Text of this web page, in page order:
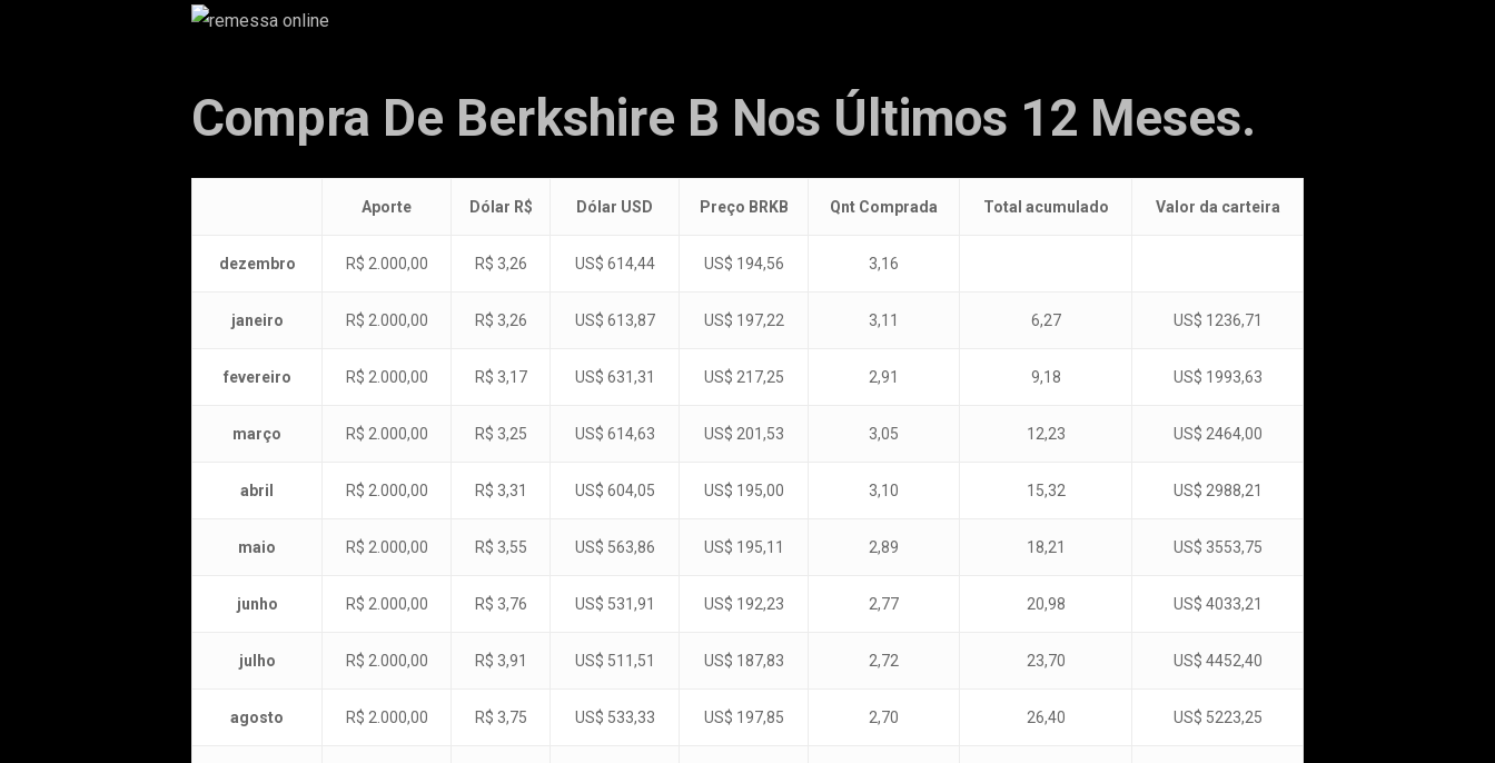
Compra De Berkshire B Nos Últimos 12 Meses.
Aporte Dólar R$ Dólar USD Preço BRKB Qnt Comprada Total acumulado Valor da carteira
dezembro R$ 2.000,00 R$ 3,26 US$ 614,44 US$ 194,56 3,16
janeiro R$ 2.000,00 R$ 3,26 US$ 613,87 US$ 197,22 3,11 6,27 US$ 1236,71
fevereiro R$ 2.000,00 R$ 3,17 US$ 631,31 US$ 217,25 2,91 9,18 US$ 1993,63
março R$ 2.000,00 R$ 3,25 US$ 614,63 US$ 201,53 3,05 12,23 US$ 2464,00
abril R$ 2.000,00 R$ 3,31 US$ 604,05 US$ 195,00 3,10 15,32 US$ 2988,21
maio R$ 2.000,00 R$ 3,55 US$ 563,86 US$ 195,11 2,89 18,21 US$ 3553,75
junho R$ 2.000,00 R$ 3,76 US$ 531,91 US$ 192,23 2,77 20,98 US$ 4033,21
julho R$ 2.000,00 R$ 3,91 US$ 511,51 US$ 187,83 2,72 23,70 US$ 4452,40
agosto R$ 2.000,00 R$ 3,75 US$ 533,33 US$ 197,85 2,70 26,40 US$ 5223,25